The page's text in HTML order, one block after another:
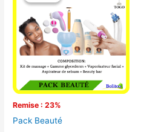
Remise : 23%
Pack Beauté
était :
65.000 CFA.
49.900 CFA.